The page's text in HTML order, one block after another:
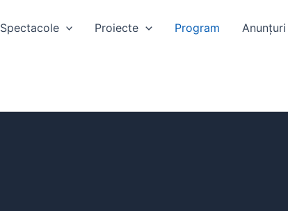
Spectacole Proiecte Program Anunțuri